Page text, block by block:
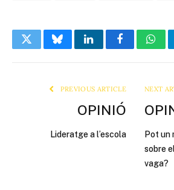
TwitterBlueskyLinkedInFacebook
PREVIOUS ARTICLE
OPINIÓ
Lideratge a l’escola
NEXT
Pot un
sobre
vaga?